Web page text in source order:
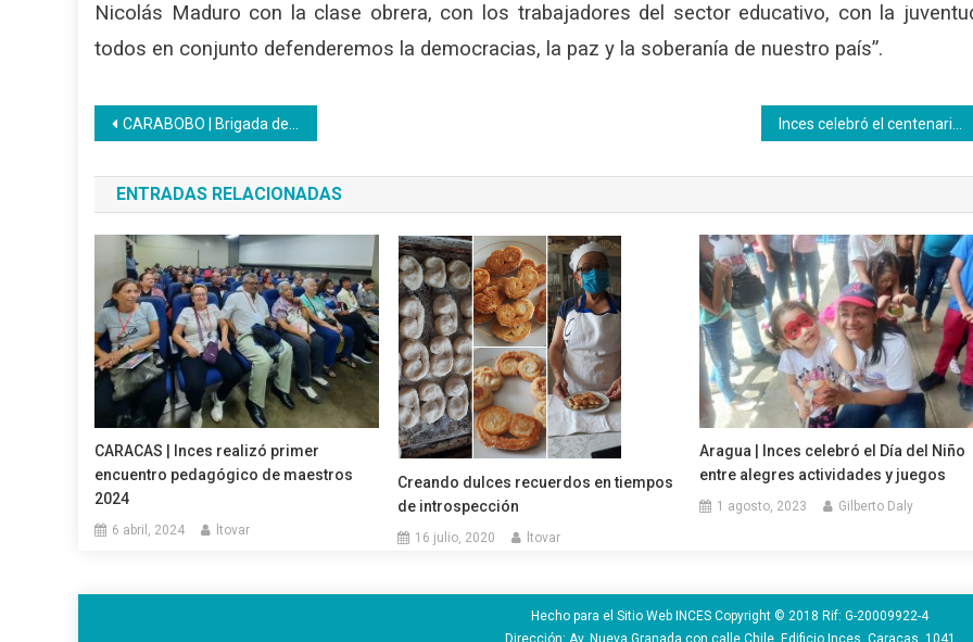
Nicolás Maduro con la clase obrera, con los trabajadores del sector educativo, con la
todos en conjunto defenderemos la democracias, la paz y la soberanía de nuestro país”.
Navegación
de
entradas
CARABOBO | Brigada de soldadura del centro de formación Rafael Urdaneta realiza reparación de Mesas-Sillas y Pupitres Inces celebró el centenario de Paulo Freire socializando su legado
ENTRADAS RELACIONADAS
CARACAS | Inces realizó primer
encuentro pedagógico de maestros
2024
6 abril, 2024 ltovar
Creando dulces recuerdos en tiempos
de introspección
16 julio, 2020 ltovar
Aragua | Inces celebró el Día del Niño
entre alegres actividades y juegos
1 agosto, 2023 Gilberto Daly
Hecho para el Sitio Web INCES Copyright © 2018 Rif: G-20009922-4